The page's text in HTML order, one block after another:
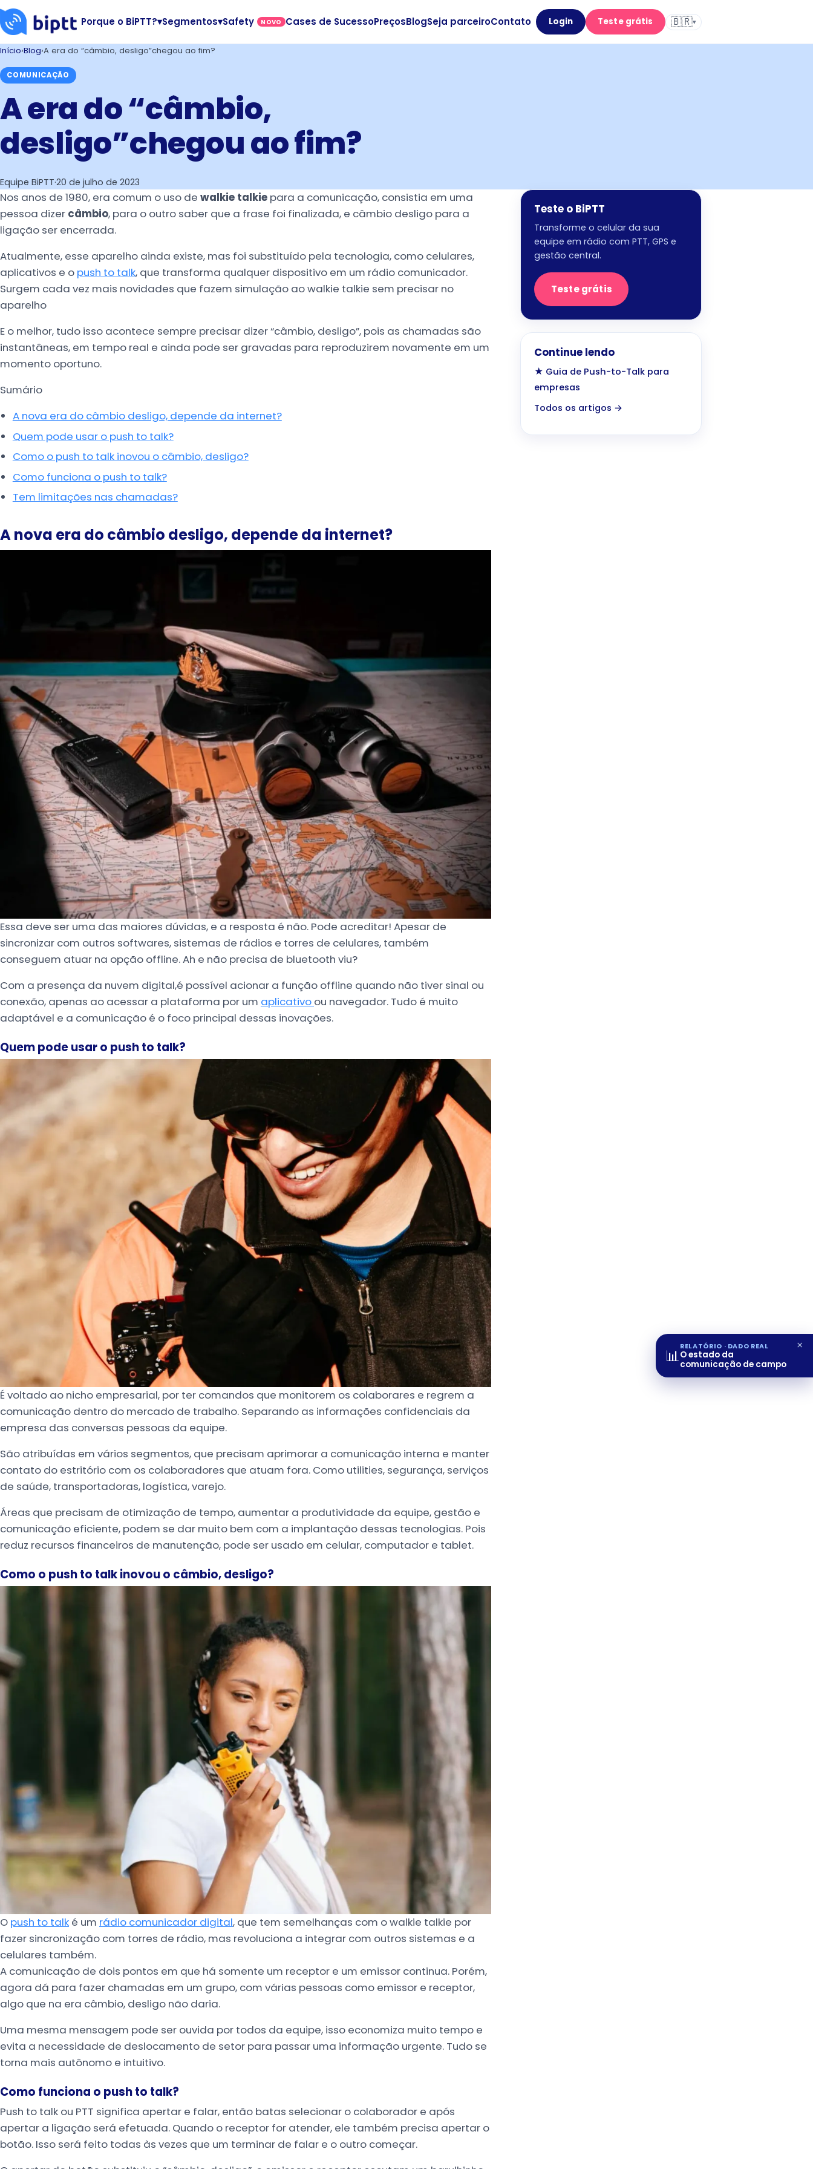
Porque o BiPTT?▾Segmentos▾Safety NOVO Cases de SucessoPreçosBlogSeja parceiroContato Login Teste grátis 🇧🇷▾
Início›Blog›A era do “câmbio, desligo”chegou ao fim?
COMUNICAÇÃO
A era do “câmbio,
desligo”chegou ao fim?
Equipe BiPTT·20 de julho de 2023
Nos anos de 1980, era comum o uso de walkie talkie para a comunicação, consistia em uma
pessoa dizer câmbio, para o outro saber que a frase foi finalizada, e câmbio desligo para a
ligação ser encerrada.
Atualmente, esse aparelho ainda existe, mas foi substituído pela tecnologia, como celulares,
aplicativos e o push to talk, que transforma qualquer dispositivo em um rádio comunicador.
Surgem cada vez mais novidades que fazem simulação ao walkie talkie sem precisar no
aparelho
E o melhor, tudo isso acontece sempre precisar dizer “câmbio, desligo”, pois as chamadas são
instantâneas, em tempo real e ainda pode ser gravadas para reproduzirem novamente em um
momento oportuno.
Sumário
A nova era do câmbio desligo, depende da internet?
Quem pode usar o push to talk?
Como o push to talk inovou o câmbio, desligo?
Como funciona o push to talk?
Tem limitações nas chamadas?
A nova era do câmbio desligo, depende da internet?
Essa deve ser uma das maiores dúvidas, e a resposta é não. Pode acreditar! Apesar de
sincronizar com outros softwares, sistemas de rádios e torres de celulares, também
conseguem atuar na opção offline. Ah e não precisa de bluetooth viu?
Com a presença da nuvem digital,é possível acionar a função offline quando não tiver sinal ou
conexão, apenas ao acessar a plataforma por um aplicativo ou navegador. Tudo é muito
adaptável e a comunicação é o foco principal dessas inovações.
Quem pode usar o push to talk?
É voltado ao nicho empresarial, por ter comandos que monitorem os colaborares e regrem a
comunicação dentro do mercado de trabalho. Separando as informações confidenciais da
empresa das conversas pessoas da equipe.
São atribuídas em vários segmentos, que precisam aprimorar a comunicação interna e manter
contato do estritório com os colaboradores que atuam fora. Como utilities, segurança, serviços
de saúde, transportadoras, logística, varejo.
Áreas que precisam de otimização de tempo, aumentar a produtividade da equipe, gestão e
comunicação eficiente, podem se dar muito bem com a implantação dessas tecnologias. Pois
reduz recursos financeiros de manutenção, pode ser usado em celular, computador e tablet.
Como o push to talk inovou o câmbio, desligo?
O push to talk é um rádio comunicador digital, que tem semelhanças com o walkie talkie por
fazer sincronização com torres de rádio, mas revoluciona a integrar com outros sistemas e a
celulares também.
A comunicação de dois pontos em que há somente um receptor e um emissor continua. Porém,
agora dá para fazer chamadas em um grupo, com várias pessoas como emissor e receptor,
algo que na era câmbio, desligo não daria.
Uma mesma mensagem pode ser ouvida por todos da equipe, isso economiza muito tempo e
evita a necessidade de deslocamento de setor para passar uma informação urgente. Tudo se
torna mais autônomo e intuitivo.
Como funciona o push to talk?
Push to talk ou PTT significa apertar e falar, então batas selecionar o colaborador e após
apertar a ligação será efetuada. Quando o receptor for atender, ele também precisa apertar o
botão. Isso será feito todas às vezes que um terminar de falar e o outro começar.
Teste o BiPTT
Transforme o celular da sua
equipe em rádio com PTT, GPS e
gestão central.
Teste grátis
Continue lendo
★ Guia de Push-to-Talk para
empresas
Todos os artigos →
📊 RELATÓRIO · DADO REAL
O estado da
comunicação de campo
×